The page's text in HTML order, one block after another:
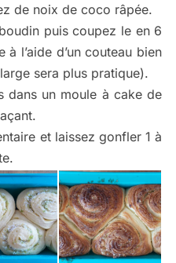
de noix de coco râpée.
puis coupez le en 6
l’aide d’un couteau bien
sera plus pratique).
dans un moule à cake de
et laissez gonfler 1 à